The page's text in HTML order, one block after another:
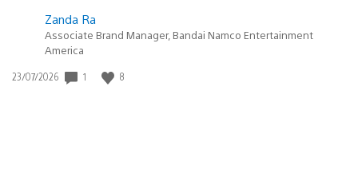
Zanda Ra
Associate Brand Manager, Bandai Namco Entertainment
America
Fecha
23/07/2026 1 8